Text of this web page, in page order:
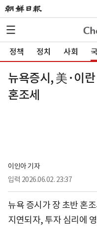
정책 정치 사회
뉴욕증시, 美·이
혼조세
이인아 기자
입력 2026.06.02. 23:37
뉴욕 증시가 장 초반 혼
지연되자, 투자 심리에